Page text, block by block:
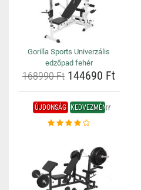
Gorilla Sports Univerzális
edzőpad fehér
168990 Ft 144690 Ft
ÚJDONSÁG KEDVEZMÉNY